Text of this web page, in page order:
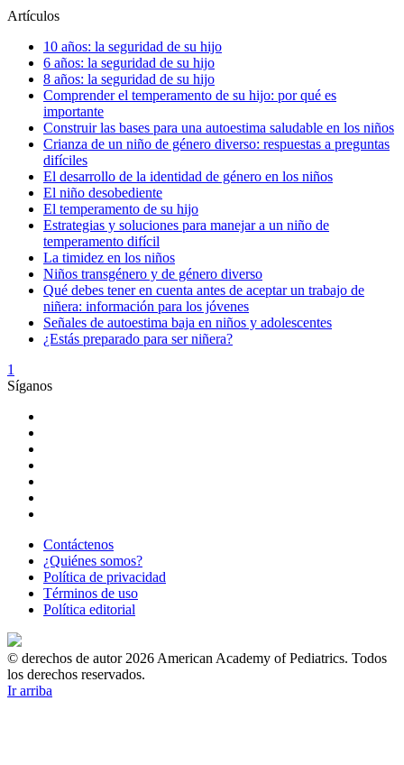
Artículos
10 años: la seguridad de su hijo
6 años: la seguridad de su hijo
8 años: la seguridad de su hijo
Comprender el temperamento de su hijo: por qué es
importante
Construir las bases para una autoestima saludable en los niños
Crianza de un niño de género diverso: respuestas a preguntas
difíciles
El desarrollo de la identidad de género en los niños
El niño desobediente
El temperamento de su hijo
Estrategias y soluciones para manejar a un niño de
temperamento difícil
La timidez en los niños
Niños transgénero y de género diverso
Qué debes tener en cuenta antes de aceptar un trabajo de
niñera: información para los jóvenes
Señales de autoestima baja en niños y adolescentes
¿Estás preparado para ser niñera?
1
Síganos
Contáctenos
¿Quiénes somos?
Política de privacidad
Términos de uso
Política editorial
© derechos de autor 2026 American Academy of Pediatrics. Todos
los derechos reservados.
Ir arriba